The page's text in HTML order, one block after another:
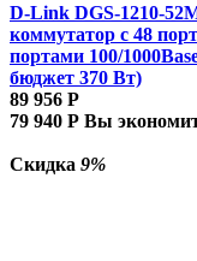
D-Link DGS-1210-
коммутатор с 48
портами 100/
бюджет 370 Вт)
89 956 Р
79 940 Р Вы
Скидка 9%